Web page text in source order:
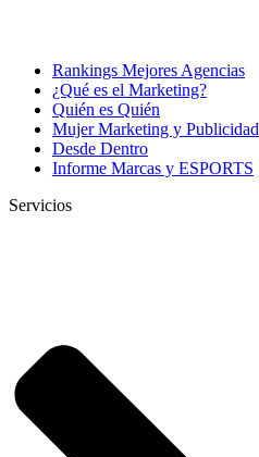
Rankings Mejores Agencias
¿Qué es el Marketing?
Quién es Quién
Mujer Marketing y Publicidad
Desde Dentro
Informe Marcas y ESPORTS
Servicios